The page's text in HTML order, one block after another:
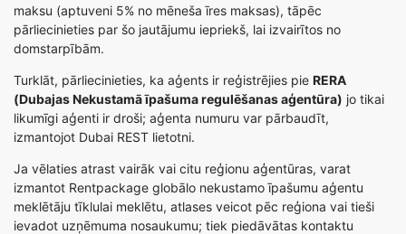
maksu (aptuveni 5% no mēneša īres maksas), tāpēc
pārliecinieties par šo jautājumu iepriekš, lai izvairītos no
domstarpībām.
Turklāt, pārliecinieties, ka aģents ir reģistrējies pie RERA
(Dubajas Nekustamā īpašuma regulēšanas aģentūra) jo tikai
likumīgi aģenti ir droši; aģenta numuru var pārbaudīt,
izmantojot Dubai REST lietotni.
Ja vēlaties atrast vairāk vai citu reģionu aģentūras, varat
izmantot Rentpackage globālo nekustamo īpašumu aģentu
meklētāju tīklulai meklētu, atlases veicot pēc reģiona vai tieši
ievadot uzņēmuma nosaukumu; tiek piedāvātas kontaktu